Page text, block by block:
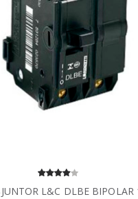
L&C DLBE BIPOLAR